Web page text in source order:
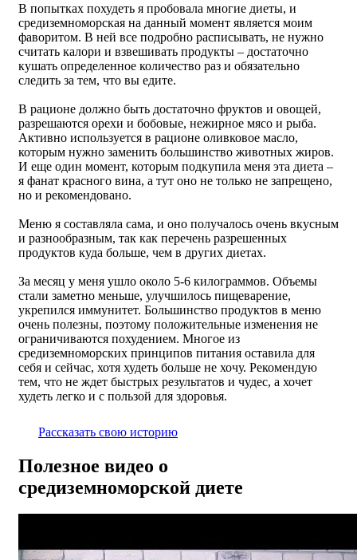
В попытках похудеть я пробовала многие диеты, и
средиземноморская на данный момент является моим
фаворитом. В ней все подробно расписывать, не нужно
считать калори и взвешивать продукты – достаточно
кушать определенное количество раз и обязательно
следить за тем, что вы едите.
В рационе должно быть достаточно фруктов и овощей,
разрешаются орехи и бобовые, нежирное мясо и рыба.
Активно используется в рационе оливковое масло,
которым нужно заменить большинство животных жиров.
И еще один момент, которым подкупила меня эта диета –
я фанат красного вина, а тут оно не только не запрещено,
но и рекомендовано.
Меню я составляла сама, и оно получалось очень вкусным
и разнообразным, так как перечень разрешенных
продуктов куда больше, чем в других диетах.
За месяц у меня ушло около 5-6 килограммов. Объемы
стали заметно меньше, улучшилось пищеварение,
укрепился иммунитет. Большинство продуктов в меню
очень полезны, поэтому положительные изменения не
ограничиваются похудением. Многое из
средиземноморских принципов питания оставила для
себя и сейчас, хотя худеть больше не хочу. Рекомендую
тем, что не ждет быстрых результатов и чудес, а хочет
худеть легко и с пользой для здоровья.
Рассказать свою историю
Полезное видео о
средиземноморской диете